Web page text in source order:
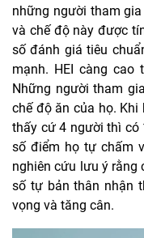
những người tham
và chế độ này được
số đánh giá tiêu
mạnh. HEI càng
Những người tham
chế độ ăn của họ.
thấy cứ 4 người thì có
số điểm họ tự chấm
nghiên cứu lưu ý rằng
số tự bản thân nhận
vọng và tăng cân.